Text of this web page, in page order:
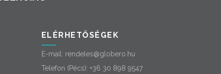
ELÉRHETŐSÉGEK
E-mail: rendeles@globero.hu
Telefon (Pécs): +36 30 898 9547